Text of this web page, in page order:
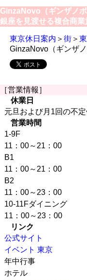
GinzaNovo（ギンザノ
銀座を見渡せる複合商業
東京休日案内 ＞ 街 ＞
GinzaNovo（ギンザノ
［営業情報］
休業日
元旦および月1回の不
営業時間
1-9F
11：00～21：00
B1
11：00～21：00
B2
11：00～23：00
10-11Fダイニング
11：00～23：00
リンク
公式サイト
イベント 東京
年中行事
ホテル